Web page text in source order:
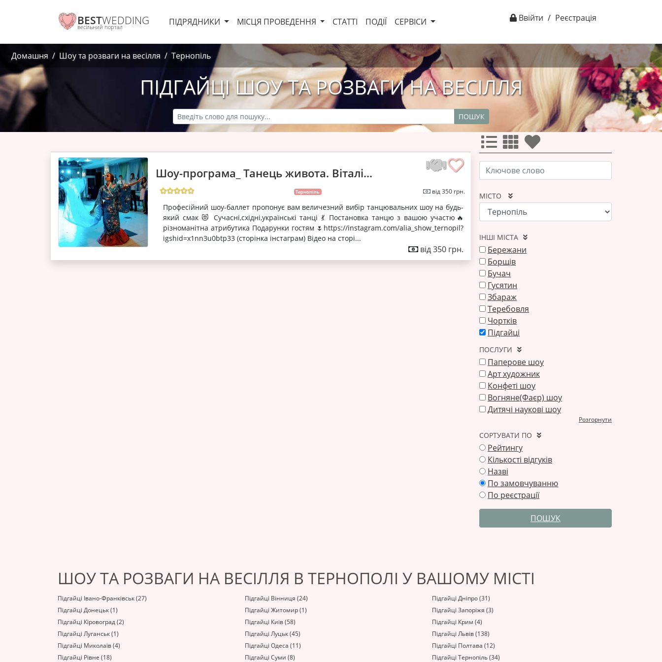
BESTWEDDING
весільний портал ПІДРЯДНИКИ МІСЦЯ ПРОВЕДЕННЯ СТАТТІ ПОДІЇ СЕРВІСИ Ввійти / Реєстрація
Домашня Шоу та розваги на весілля Тернопіль
ПІДГАЙЦІ ШОУ ТА РОЗВАГИ НА ВЕСІЛЛЯ
ПОШУК
МІСТО
ІНШІ МІСТА
Бережани
Борщів
Бучач
Гусятин
Збараж
Теребовля
Чортків
Підгайці
ПОСЛУГИ
Паперове шоу
Арт художник
Конфеті шоу
Вогняне(Фаєр) шоу
Дитячі наукові шоу
Розгорнути
СОРТУВАТИ ПО
Рейтингу
Кількості відгуків
Назві
По замовчуванню
По реєстрації
ПОШУК
Шоу-програма_ Танець живота. Віталі...
Тернопіль від 350 грн.
Професійний шоу-баллет пропонує вам величезний вибір танцювальних шоу на будь-
який смак 😻 Сучасні,східні,українські танці 💃 Постановка танцю з вашою участю🔥
різноманітна атрибутика Подарунки гостям 🌷https://instagram.com/alia_show_ternopil?
igshid=x1nn3u0btp33 (сторінка інстаграм) Відео на сторі...
від 350 грн.
ШОУ ТА РОЗВАГИ НА ВЕСІЛЛЯ В ТЕРНОПОЛІ У ВАШОМУ МІСТІ
Підгайці Івано-Франківськ (27) Підгайці Вінниця (24)
Підгайці Дніпро (31)
Підгайці Донецьк (1)
Підгайці Житомир (1)
Підгайці Запоріжя (3)
Підгайці Кіровоград (2)
Підгайці Київ (58)
Підгайці Крим (4)
Підгайці Луганськ (1)
Підгайці Луцьк (45)
Підгайці Львів (138)
Підгайці Миколаїв (4)
Підгайці Одеса (11)
Підгайці Полтава (12)
Підгайці Рівне (18)
Підгайці Суми (8) Підгайці Тернопіль (34)